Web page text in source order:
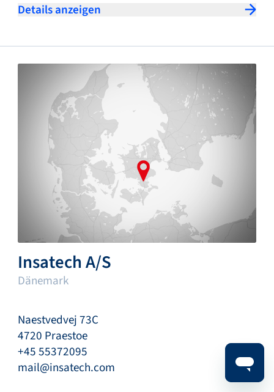
Details anzeigen
Insatech A/S
Dänemark
Naestvedvej 73C
4720 Praestoe
+45 55372095
mail@insatech.com